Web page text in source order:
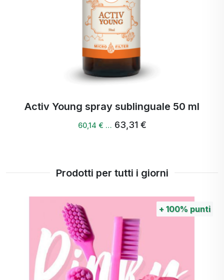
Activ Young spray sublinguale 50 ml
60,14 € … 63,31 €
Prodotti per tutti i giorni
+ 100% punti